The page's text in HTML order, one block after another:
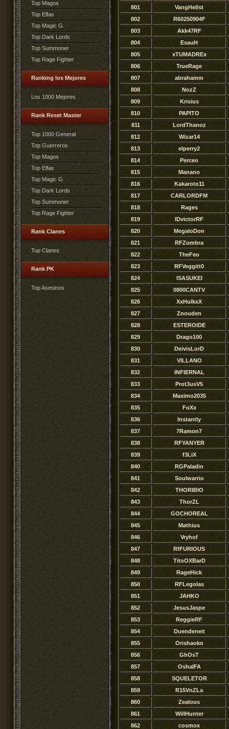
Top Magos
Top Elfas
Top Magic G.
Top Dark Lords
Top Summoner
Top Rage Fighter
Ranking los Mejores
Los 1000 Mejores
Rank Reset Master
Top 1000 General
Top Guerreros
Top Magos
Top Elfas
Top Magic G.
Top Dark Lords
Top Summoner
Top Rage Fighter
Rank Clanes
Top Clanes
Rank PK
Top Asesinos
801
VangHellst
802
R60250904F
803
Akk47RF
804
EsauH
805
xTUMADREx
806
TrueRage
807
abrahamm
808
NozZ
809
Krisius
810
PAPITO
811
LordThanoz
812
Wizar14
813
elperry2
814
Perceo
815
Manano
816
Kakaroto11
817
CARLORDFM
818
Rages
819
IDvictorRF
820
MegaloDon
821
RFZombra
822
TheFeo
823
RFVeggitt0
824
ISASUKEI
825
0800CANTV
826
XxHulkxX
827
Znouden
828
ESTEROIDE
829
Drago100
830
DeivisLorD
831
VILLANO
832
INFIERNAL
833
Prot3usV5
834
Maximo2035
835
FoXx
836
Instantly
837
7Ramon7
838
RFYANYER
839
f3LiX
840
RGPaladin
841
Soulwarrio
842
THORIBIO
843
ThorZL
844
GOCHOREAL
845
Mathius
846
Vryhof
847
RfFURIOUS
848
TitoOXBarD
849
RageHick
850
RFLegolas
851
JAHKO
852
JesusJaspe
853
ReggieRF
854
Duendeneit
855
Orishaoko
856
GhOsT
857
OshaIFA
858
SQUELETOR
859
R15VnZLa
860
Zealous
861
WillHunter
862
cosmox